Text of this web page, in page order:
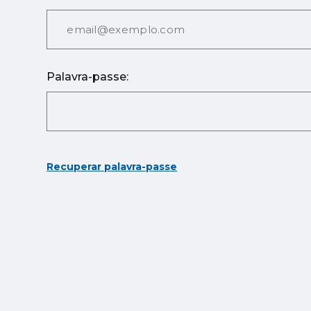
Palavra-passe:
Recuperar palavra-passe